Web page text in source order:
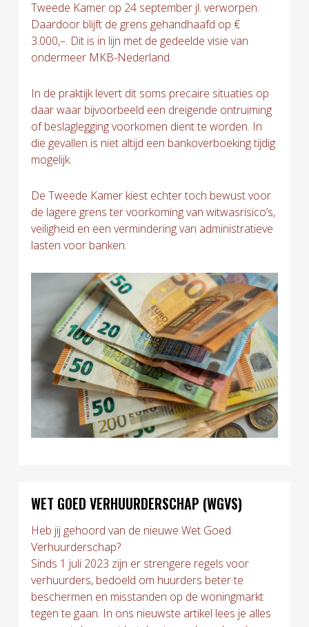
Tweede Kamer op 24 september jl. verworpen.
Daardoor blijft de grens gehandhaafd op €
3.000,–. Dit is in lijn met de gedeelde visie van
ondermeer MKB-Nederland.
In de praktijk levert dit soms precaire situaties op
daar waar bijvoorbeeld een dreigende ontruiming
of beslaglegging voorkomen dient te worden. In
die gevallen is niet altijd een bankoverboeking tijdig
mogelijk.
De Tweede Kamer kiest echter toch bewust voor
de lagere grens ter voorkoming van witwasrisico’s,
veiligheid en een vermindering van administratieve
lasten voor banken.
WET GOED VERHUURDERSCHAP (WGVS)
Heb jij gehoord van de nieuwe Wet Goed
Verhuurderschap?
Sinds 1 juli 2023 zijn er strengere regels voor
verhuurders, bedoeld om huurders beter te
beschermen en misstanden op de woningmarkt
tegen te gaan. In ons nieuwste artikel lees je alles